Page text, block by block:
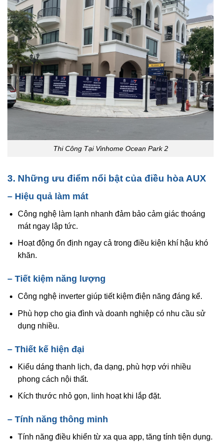
Thi Công Tại Vinhome Ocean Park 2
3. Những ưu điểm nổi bật của điều hòa AUX
– Hiệu quả làm mát
Công nghệ làm lạnh nhanh đảm bảo cảm giác thoáng
mát ngay lập tức.
Hoạt động ổn định ngay cả trong điều kiện khí hậu khó
khăn.
– Tiết kiệm năng lượng
Công nghệ inverter giúp tiết kiệm điện năng đáng kể.
Phù hợp cho gia đình và doanh nghiệp có nhu cầu sử
dụng nhiều.
– Thiết kế hiện đại
Kiểu dáng thanh lịch, đa dạng, phù hợp với nhiều
phong cách nội thất.
Kích thước nhỏ gọn, linh hoạt khi lắp đặt.
– Tính năng thông minh
Tính năng điều khiển từ xa qua app, tăng tính tiện dụng.